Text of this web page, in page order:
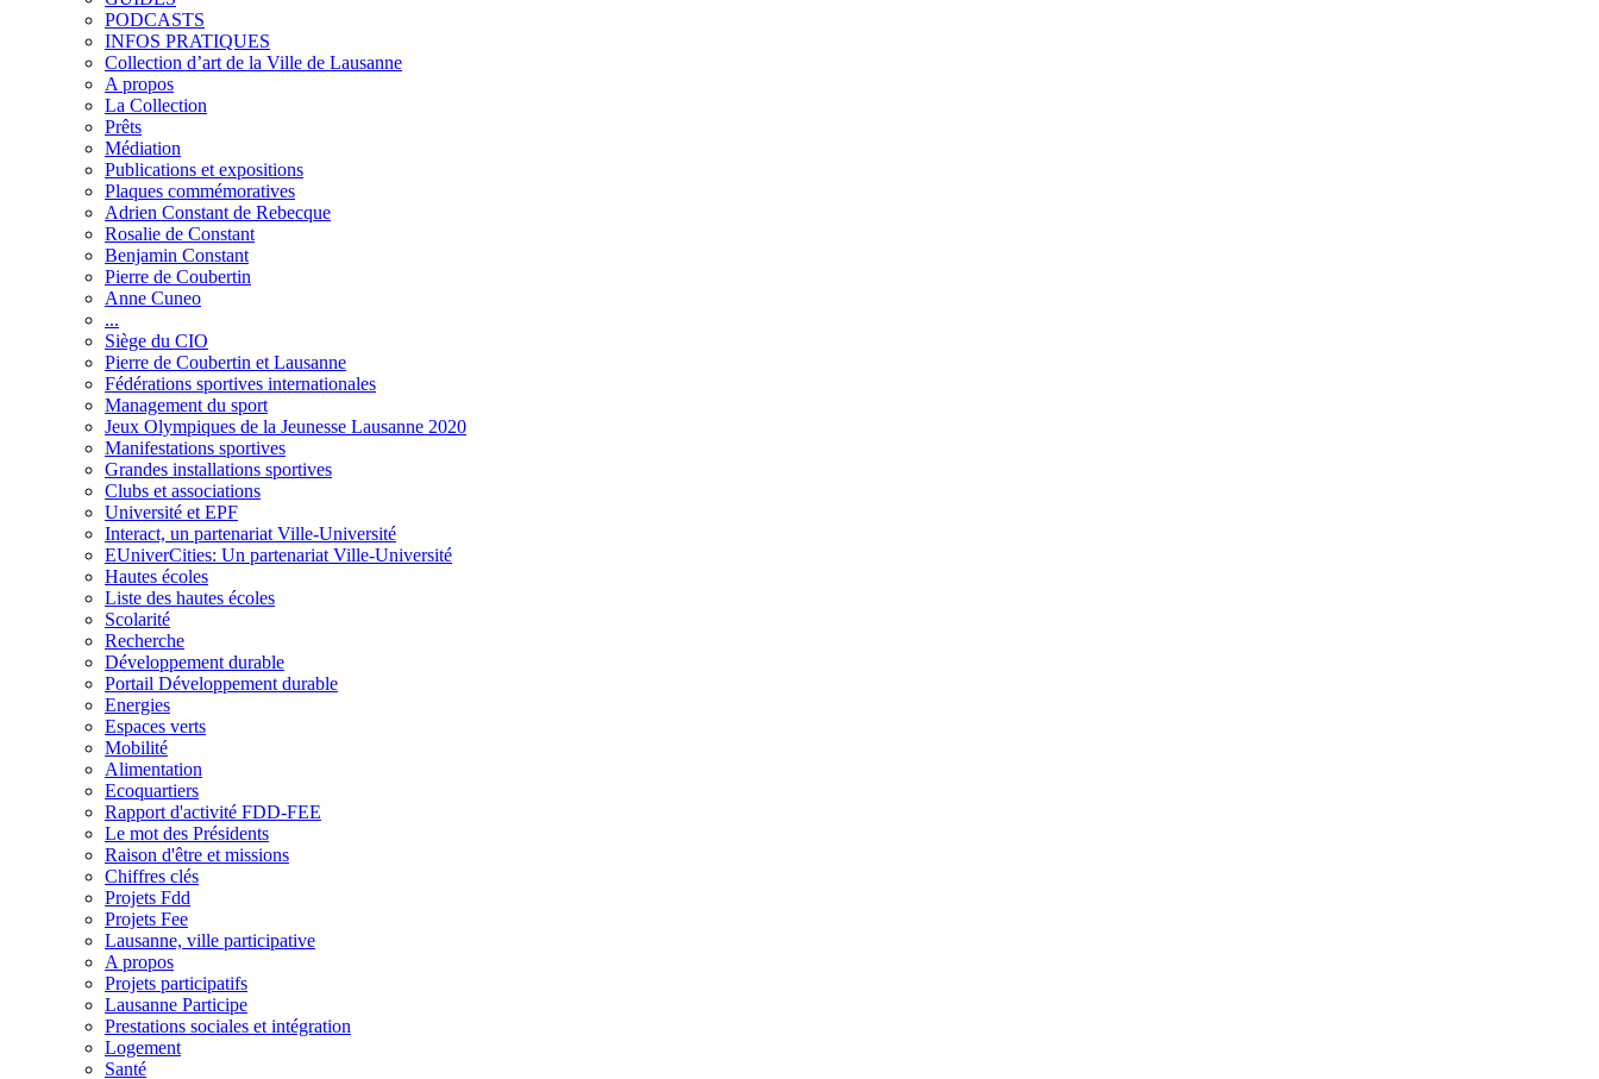
PODCASTS
INFOS PRATIQUES
Collection d’art de la Ville de Lausanne
A propos
La Collection
Prêts
Médiation
Publications et expositions
Plaques commémoratives
Adrien Constant de Rebecque
Rosalie de Constant
Benjamin Constant
Pierre de Coubertin
Anne Cuneo
...
Siège du CIO
Pierre de Coubertin et Lausanne
Fédérations sportives internationales
Management du sport
Jeux Olympiques de la Jeunesse Lausanne 2020
Manifestations sportives
Grandes installations sportives
Clubs et associations
Université et EPF
Interact, un partenariat Ville-Université
EUniverCities: Un partenariat Ville-Université
Hautes écoles
Liste des hautes écoles
Scolarité
Recherche
Développement durable
Portail Développement durable
Energies
Espaces verts
Mobilité
Alimentation
Ecoquartiers
Rapport d'activité FDD-FEE
Le mot des Présidents
Raison d'être et missions
Chiffres clés
Projets Fdd
Projets Fee
Lausanne, ville participative
A propos
Projets participatifs
Lausanne Participe
Prestations sociales et intégration
Logement
Santé